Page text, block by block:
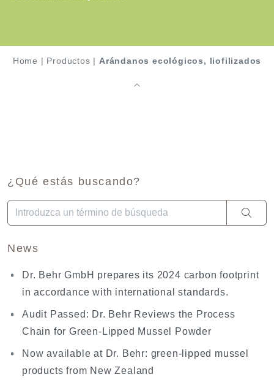
Home | Productos | Arándanos ecológicos, liofilizados
¿Qué estás buscando?
Cuando hay resultados autocompletados, puedes utilizar
News
Dr. Behr GmbH prepares its 2024 carbon footprint
in accordance with international standards.
Audit Passed: Dr. Behr Reviews the Process
Chain for Green-Lipped Mussel Powder
Now available at Dr. Behr: green-lipped mussel
products from New Zealand